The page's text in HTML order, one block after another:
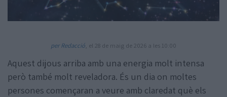
Amb la col·laboració de:
per Redacció , el 28 de maig de 2026 a les 10:00
Aquest dijous arriba amb una energia molt intensa
però també molt reveladora. És un dia on moltes
persones començaran a veure amb claredat què els